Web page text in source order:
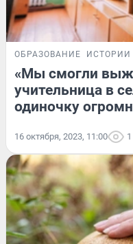
ОБРАЗОВАНИЕ ИСТОРИИ
«Мы смогли
учительница в
одиночку
16 октября, 2023, 11:00